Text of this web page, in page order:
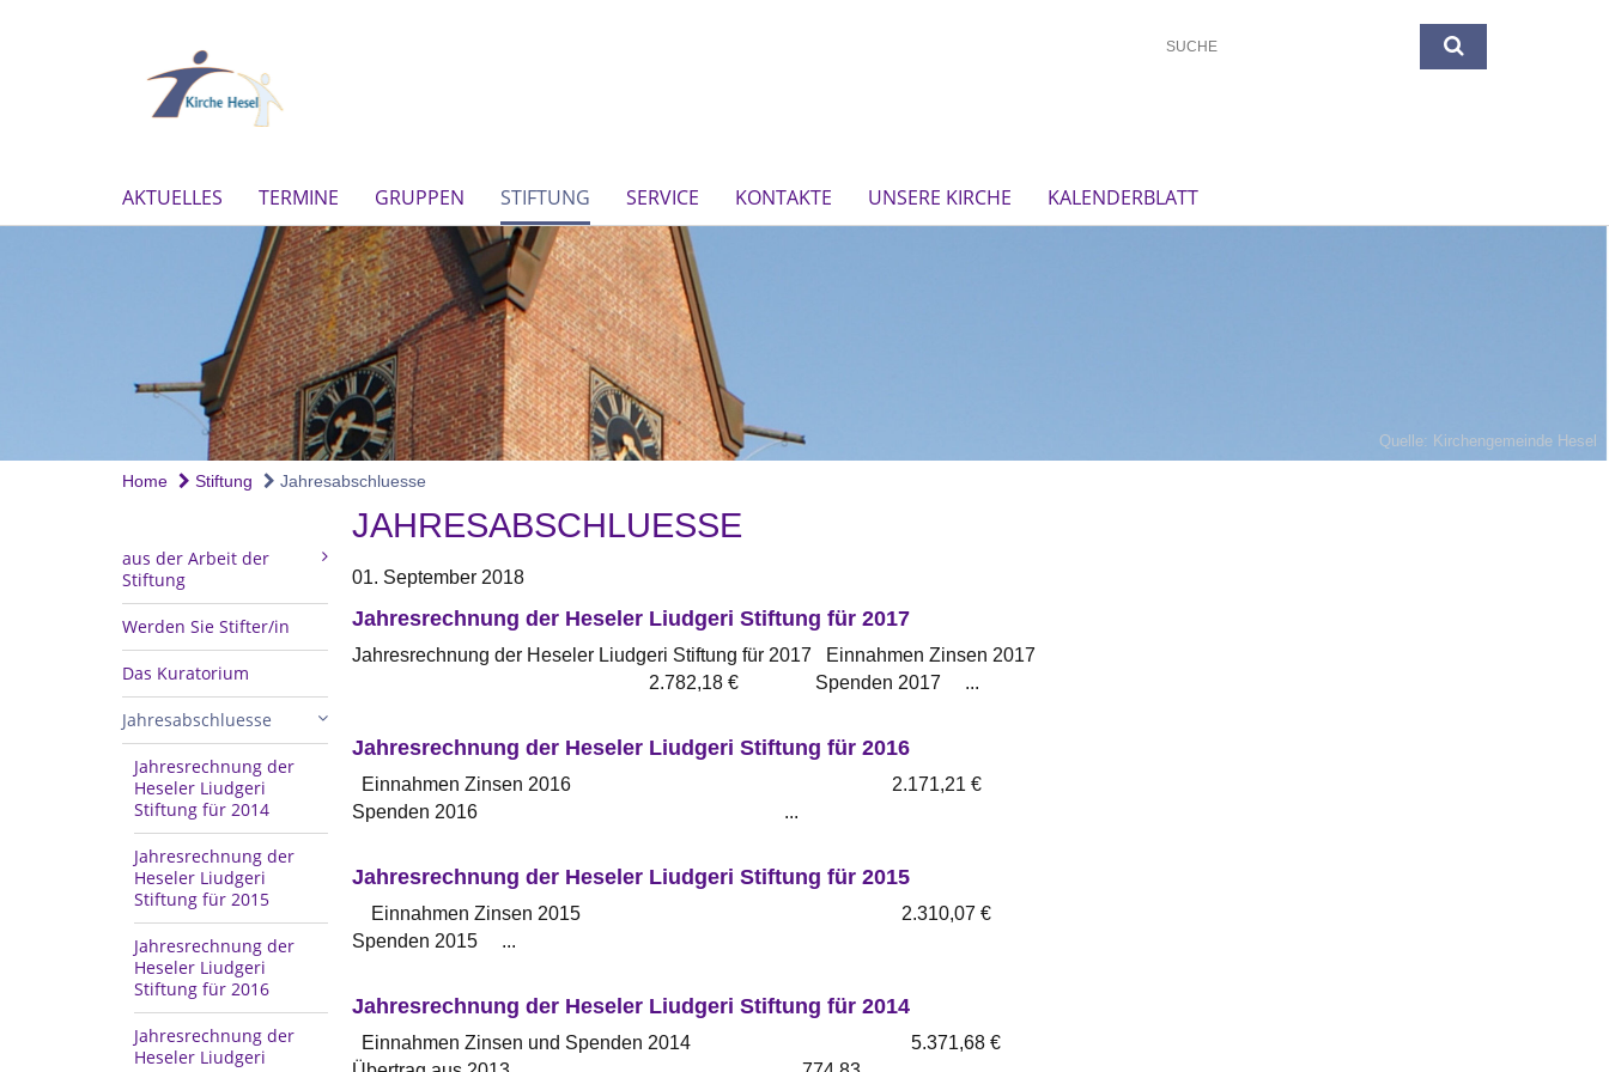
AKTUELLES TERMINE GRUPPEN STIFTUNG SERVICE KONTAKTE UNSERE KIRCHE KALENDERBLATT
Quelle: Kirchengemeinde Hesel
Home Stiftung Jahresabschluesse
aus der Arbeit der
Stiftung
Werden Sie Stifter/in
Das Kuratorium
Jahresabschluesse
Jahresrechnung der
Heseler Liudgeri
Stiftung für 2014
Jahresrechnung der
Heseler Liudgeri
Stiftung für 2015
Jahresrechnung der
Heseler Liudgeri
Stiftung für 2016
Jahresrechnung der
Heseler Liudgeri
JAHRESABSCHLUESSE
01. September 2018
Jahresrechnung der Heseler Liudgeri Stiftung für 2017
Jahresrechnung der Heseler Liudgeri Stiftung für 2017 Einnahmen Zinsen 2017
2.782,18 € Spenden 2017 ...
Jahresrechnung der Heseler Liudgeri Stiftung für 2016
Einnahmen Zinsen 2016 2.171,21 €
Spenden 2016 ...
Jahresrechnung der Heseler Liudgeri Stiftung für 2015
Einnahmen Zinsen 2015 2.310,07 €
Spenden 2015 ...
Jahresrechnung der Heseler Liudgeri Stiftung für 2014
Einnahmen Zinsen und Spenden 2014 5.371,68 €